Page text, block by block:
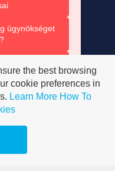
ügynökséget
the best browsing
cookie preferences in
Learn More How To